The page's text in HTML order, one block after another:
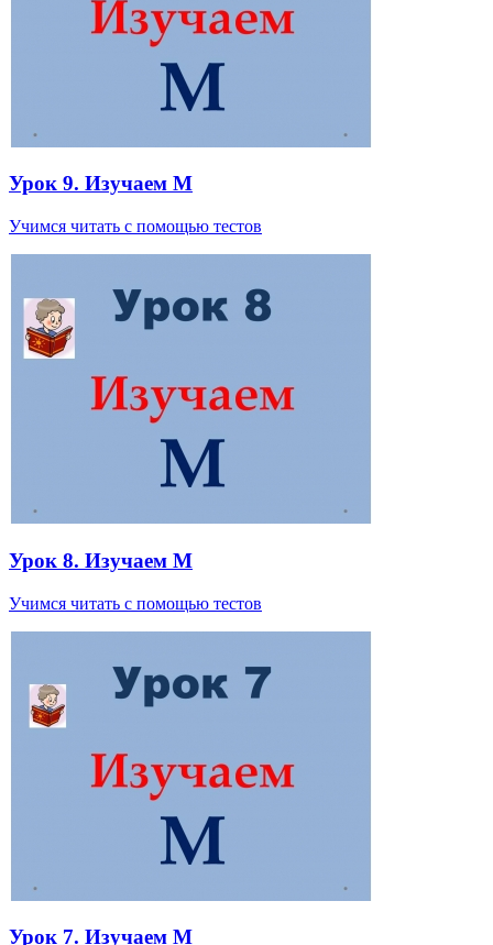
Урок 9. Изучаем М
Учимся читать с помощью тестов
Урок 8. Изучаем М
Учимся читать с помощью тестов
Урок 7. Изучаем М